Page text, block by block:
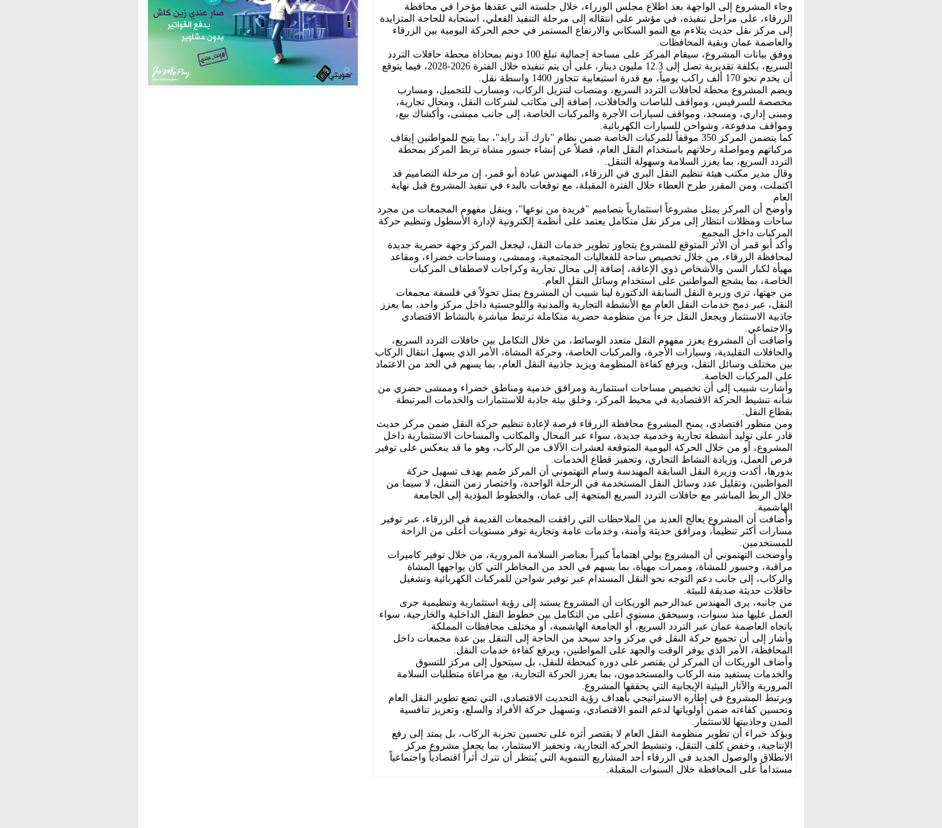
وجاء المشروع إلى الواجهة بعد اطلاع مجلس الوزراء، خلال جلسته التي عقدها مؤخرا في محافظة
الزرقاء، على مراحل تنفيذه، في مؤشر على انتقاله إلى مرحلة التنفيذ الفعلي، استجابة للحاجة المتزايدة
إلى مركز نقل حديث يتلاءم مع النمو السكاني والارتفاع المستمر في حجم الحركة اليومية بين الزرقاء
والعاصمة عمان وبقية المحافظات.
ووفق بيانات المشروع، سيقام المركز على مساحة إجمالية تبلغ 100 دونم بمحاذاة محطة حافلات التردد
السريع، بكلفة تقديرية تصل إلى 12.3 مليون دينار، على أن يتم تنفيذه خلال الفترة 2026-2028، فيما يتوقع
أن يخدم نحو 170 ألف راكب يومياً، مع قدرة استيعابية تتجاوز 1400 واسطة نقل.
ويضم المشروع محطة لحافلات التردد السريع، ومنصات لتنزيل الركاب، ومسارب للتحميل، ومسارب
مخصصة للسرفيس، ومواقف للباصات والحافلات، إضافة إلى مكاتب لشركات النقل، ومحال تجارية،
ومبنى إداري، ومسجد، ومواقف لسيارات الأجرة والمركبات الخاصة، إلى جانب ممشى، وأكشاك بيع،
ومواقف مدفوعة، وشواحن للسيارات الكهربائية.
كما يتضمن المركز 350 موقفاً للمركبات الخاصة ضمن نظام "بارك آند رايد"، بما يتيح للمواطنين إيقاف
مركباتهم ومواصلة رحلاتهم باستخدام النقل العام، فضلاً عن إنشاء جسور مشاة تربط المركز بمحطة
التردد السريع، بما يعزز السلامة وسهولة التنقل.
وقال مدير مكتب هيئة تنظيم النقل البري في الزرقاء، المهندس عبادة أبو قمر، إن مرحلة التصاميم قد
اكتملت، ومن المقرر طرح العطاء خلال الفترة المقبلة، مع توقعات بالبدء في تنفيذ المشروع قبل نهاية
العام.
وأوضح أن المركز يمثل مشروعاً استثمارياً بتصاميم "فريدة من نوعها"، وينقل مفهوم المجمعات من مجرد
ساحات ومظلات انتظار إلى مركز نقل متكامل يعتمد على أنظمة إلكترونية لإدارة الأسطول وتنظيم حركة
المركبات داخل المجمع.
وأكد أبو قمر أن الأثر المتوقع للمشروع يتجاوز تطوير خدمات النقل، ليجعل المركز وجهة حضرية جديدة
لمحافظة الزرقاء، من خلال تخصيص ساحة للفعاليات المجتمعية، وممشى، ومساحات خضراء، ومقاعد
مهيأة لكبار السن والأشخاص ذوي الإعاقة، إضافة إلى محال تجارية وكراجات لاصطفاف المركبات
الخاصة، بما يشجع المواطنين على استخدام وسائل النقل العام.
من جهتها، ترى وزيرة النقل السابقة الدكتورة لينا شبيب أن المشروع يمثل تحولاً في فلسفة مجمعات
النقل، عبر دمج خدمات النقل العام مع الأنشطة التجارية والمدنية واللوجستية داخل مركز واحد، بما يعزز
جاذبية الاستثمار ويجعل النقل جزءاً من منظومة حضرية متكاملة ترتبط مباشرة بالنشاط الاقتصادي
والاجتماعي.
وأضافت أن المشروع يعزز مفهوم النقل متعدد الوسائط، من خلال التكامل بين حافلات التردد السريع،
والحافلات التقليدية، وسيارات الأجرة، والمركبات الخاصة، وحركة المشاة، الأمر الذي يسهل انتقال الركاب
بين مختلف وسائل النقل، ويرفع كفاءة المنظومة ويزيد جاذبية النقل العام، بما يسهم في الحد من الاعتماد
على المركبات الخاصة.
وأشارت شبيب إلى أن تخصيص مساحات استثمارية ومرافق خدمية ومناطق خضراء وممشى حضري من
شأنه تنشيط الحركة الاقتصادية في محيط المركز، وخلق بيئة جاذبة للاستثمارات والخدمات المرتبطة
بقطاع النقل.
ومن منظور اقتصادي، يمنح المشروع محافظة الزرقاء فرصة لإعادة تنظيم حركة النقل ضمن مركز حديث
قادر على توليد أنشطة تجارية وخدمية جديدة، سواء عبر المحال والمكاتب والمساحات الاستثمارية داخل
المشروع، أو من خلال الحركة اليومية المتوقعة لعشرات الآلاف من الركاب، وهو ما قد ينعكس على توفير
فرص العمل، وزيادة النشاط التجاري، وتحفيز قطاع الخدمات.
بدورها، أكدت وزيرة النقل السابقة المهندسة وسام التهتموني أن المركز صُمم بهدف تسهيل حركة
المواطنين، وتقليل عدد وسائل النقل المستخدمة في الرحلة الواحدة، واختصار زمن التنقل، لا سيما من
خلال الربط المباشر مع حافلات التردد السريع المتجهة إلى عمان، والخطوط المؤدية إلى الجامعة
الهاشمية.
وأضافت أن المشروع يعالج العديد من الملاحظات التي رافقت المجمعات القديمة في الزرقاء، عبر توفير
مسارات أكثر تنظيماً، ومرافق حديثة وآمنة، وخدمات عامة وتجارية توفر مستويات أعلى من الراحة
للمستخدمين.
وأوضحت التهتموني أن المشروع يولي اهتماماً كبيراً بعناصر السلامة المرورية، من خلال توفير كاميرات
مراقبة، وجسور للمشاة، وممرات مهيأة، بما يسهم في الحد من المخاطر التي كان يواجهها المشاة
والركاب، إلى جانب دعم التوجه نحو النقل المستدام عبر توفير شواحن للمركبات الكهربائية وتشغيل
حافلات حديثة صديقة للبيئة.
من جانبه، يرى المهندس عبدالرحيم الوريكات أن المشروع يستند إلى رؤية استثمارية وتنظيمية جرى
العمل عليها منذ سنوات، وسيحقق مستوى أعلى من التكامل بين خطوط النقل الداخلية والخارجية، سواء
باتجاه العاصمة عمان عبر التردد السريع، أو الجامعة الهاشمية، أو مختلف محافظات المملكة.
وأشار إلى أن تجميع حركة النقل في مركز واحد سيحد من الحاجة إلى التنقل بين عدة مجمعات داخل
المحافظة، الأمر الذي يوفر الوقت والجهد على المواطنين، ويرفع كفاءة خدمات النقل.
وأضاف الوريكات أن المركز لن يقتصر على دوره كمحطة للنقل، بل سيتحول إلى مركز للتسوق
والخدمات يستفيد منه الركاب والمستخدمون، بما يعزز الحركة التجارية، مع مراعاة متطلبات السلامة
المرورية والآثار البيئية الإيجابية التي يحققها المشروع.
ويرتبط المشروع في إطاره الاستراتيجي بأهداف رؤية التحديث الاقتصادي، التي تضع تطوير النقل العام
وتحسين كفاءته ضمن أولوياتها لدعم النمو الاقتصادي، وتسهيل حركة الأفراد والسلع، وتعزيز تنافسية
المدن وجاذبيتها للاستثمار.
ويؤكد خبراء أن تطوير منظومة النقل العام لا يقتصر أثره على تحسين تجربة الركاب، بل يمتد إلى رفع
الإنتاجية، وخفض كلف التنقل، وتنشيط الحركة التجارية، وتحفيز الاستثمار، بما يجعل مشروع مركز
الانطلاق والوصول الجديد في الزرقاء أحد المشاريع التنموية التي يُنتظر أن تترك أثراً اقتصادياً واجتماعياً
مستداماً على المحافظة خلال السنوات المقبلة.